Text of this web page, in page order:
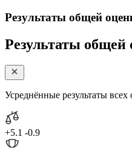
Результаты общей
Результаты общей
Усреднённые результаты всех
+5.1 -0.9